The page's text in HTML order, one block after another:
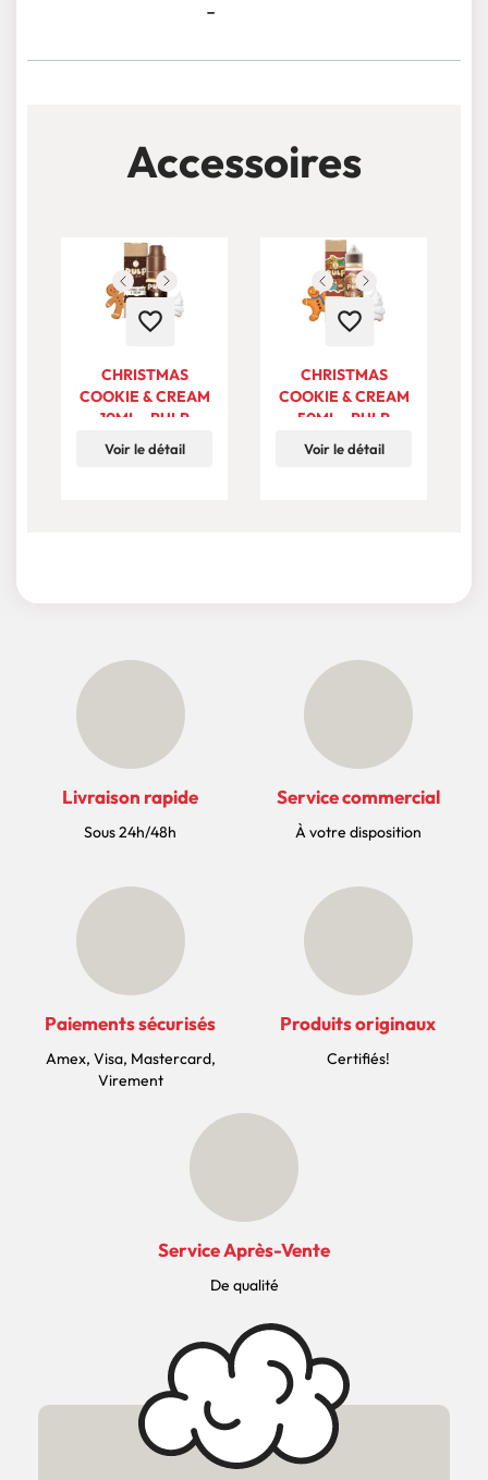
-
Accessoires
favorite_border
CHRISTMAS
COOKIE & CREAM
10ML - PULP
KITCHEN
Voir le détail
favorite_border
CHRISTMAS
COOKIE & CREAM
50ML - PULP
KITCHEN
Voir le détail
Livraison rapide
Sous 24h/48h
Service commercial
À votre disposition
Paiements sécurisés
Amex, Visa, Mastercard,
Virement
Produits originaux
Certifiés!
Service Après-Vente
De qualité